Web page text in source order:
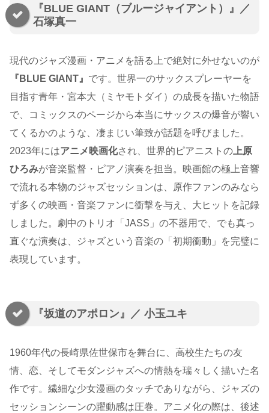
『BLUE GIANT（ブルージャイアント）』／
石塚真一
現代のジャズ漫画・アニメを語る上で絶対に外せないのが
『BLUE GIANT』 です。世界一のサックスプレーヤーを
目指す青年・宮本大（ミヤモトダイ）の成長を描いた物語
で、コミックスのページから本当にサックスの爆音が響い
てくるかのような、凄まじい筆致が話題を呼びました。
2023年にはアニメ映画化され、世界的ピアニストの 上原
ひろみが音楽監督・ピアノ演奏を担当。映画館の極上音響
で流れる本物のジャズセッションは、原作ファンのみなら
ず多くの映画・音楽ファンに衝撃を与え、大ヒットを記録
しました。劇中のトリオ「JASS」の不器用で、でも真っ
直ぐな演奏は、ジャズという音楽の「初期衝動」を完璧に
表現しています。
『坂道のアポロン』／ 小玉ユキ
1960年代の長崎県佐世保市を舞台に、高校生たちの友
情、恋、そしてモダンジャズへの情熱を瑞々しく描いた名
作です。繊細な少女漫画のタッチでありながら、ジャズの
セッションシーンの躍動感は圧巻。アニメ化の際は、後述